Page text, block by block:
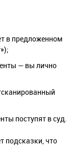
в предложенном
— вы лично
поступят в суд.
подсказки, что